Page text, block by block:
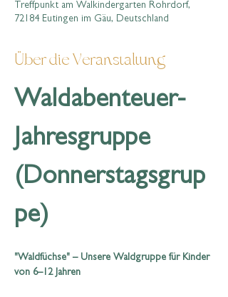
Treffpunkt am Walkindergarten Rohrdorf,
72184 Eutingen im Gäu, Deutschland
Über die Veranstaltung
Waldabenteuer-
Jahresgruppe
(Donnerstagsgrup
pe)
"Waldfüchse" – Unsere Waldgruppe für Kinder
von 6–12 Jahren